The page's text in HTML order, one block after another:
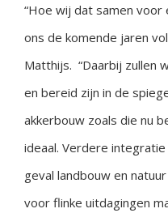
“Hoe wij dat samen voor
ons de komende jaren
Matthijs. “Daarbij zullen
en bereid zijn in de
akkerbouw zoals die nu
ideaal. Verdere
geval landbouw en
voor flinke uitdagingen